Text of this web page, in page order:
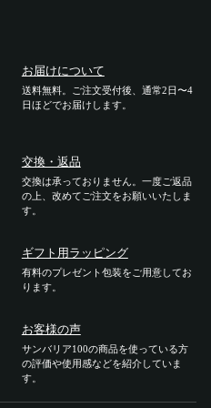
お届けについて
送料無料。ご注文受付後、通常2日〜4
日ほどでお届けします。
交換・返品
交換は承っておりません。一度ご返品
の上、改めてご注文をお願いいたしま
す。
ギフト用ラッピング
有料のプレゼント包装をご用意してお
ります。
お客様の声
サンバリア100の商品を使っている方
の評価や使用感などを紹介していま
す。